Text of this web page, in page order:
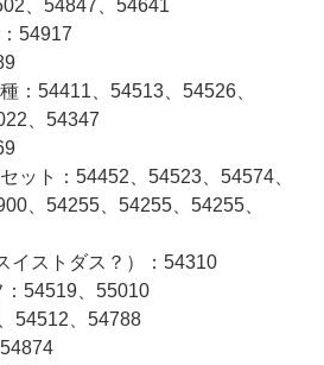
、54847、54641
54917
：54411、54513、54526、
、54347
ット：54452、54523、54574、
、54255、54255、54255、
イストダス？）：54310
：54519、55010
54512、54788